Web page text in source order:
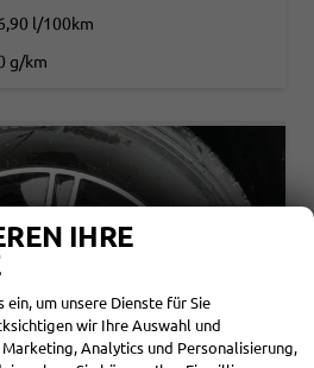
l/100km
g/km
IHRE
um unsere Dienste für Sie
wir Ihre Auswahl und
Analytics und Personalisierung,